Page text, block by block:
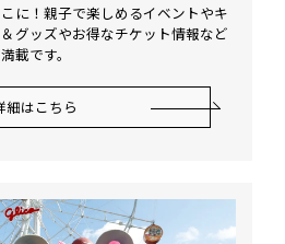
に！親子で楽しめるイベントやキ
グッズやお得なチケット情報など
載です。
細はこちら